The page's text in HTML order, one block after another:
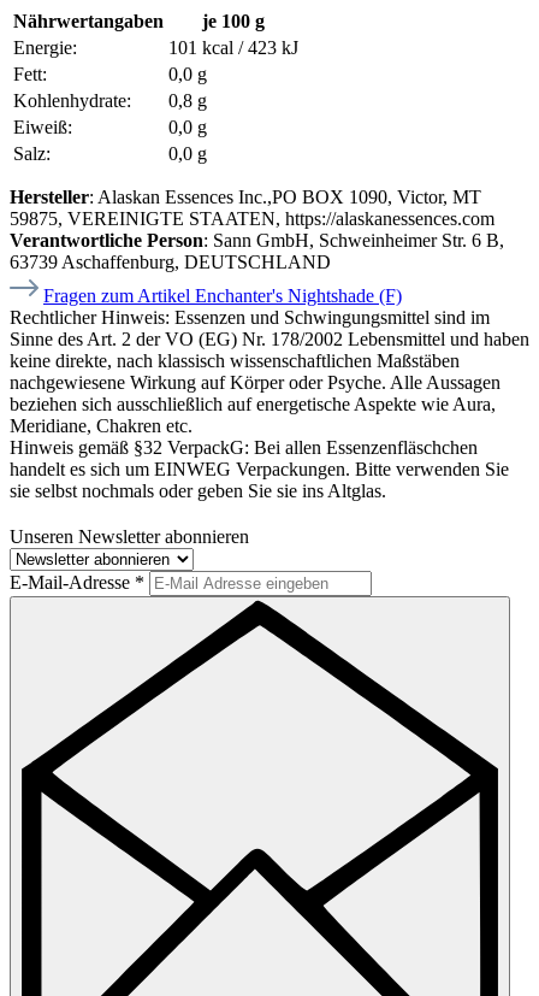
Nährwertangaben
je 100 g
Energie:
101 kcal / 423 kJ
Fett:
0,0 g
Kohlenhydrate:
0,8 g
Eiweiß:
0,0 g
Salz:
0,0 g
Hersteller: Alaskan Essences Inc.,PO BOX 1090, Victor, MT
59875, VEREINIGTE STAATEN, https://alaskanessences.com
Verantwortliche Person: Sann GmbH, Schweinheimer Str. 6 B,
63739 Aschaffenburg, DEUTSCHLAND
Fragen zum Artikel Enchanter's Nightshade (F)
Rechtlicher Hinweis: Essenzen und Schwingungsmittel sind im
Sinne des Art. 2 der VO (EG) Nr. 178/2002 Lebensmittel und haben
keine direkte, nach klassisch wissenschaftlichen Maßstäben
nachgewiesene Wirkung auf Körper oder Psyche. Alle Aussagen
beziehen sich ausschließlich auf energetische Aspekte wie Aura,
Meridiane, Chakren etc.
Hinweis gemäß §32 VerpackG: Bei allen Essenzenfläschchen
handelt es sich um EINWEG Verpackungen. Bitte verwenden Sie
sie selbst nochmals oder geben Sie sie ins Altglas.
Unseren Newsletter abonnieren
E-Mail-Adresse *